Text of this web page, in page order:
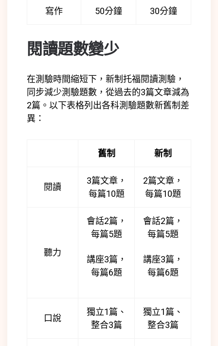
寫作 50分鐘 30分鐘
閱讀題數變少
在測驗時間縮短下，新制托福閱讀測驗，
同步減少測驗題數，從過去的3篇文章減為
2篇。以下表格列出各科測驗題數新舊制差
異：
舊制 新制
閱讀
3篇文章，
每篇10題
2篇文章，
每篇10題
聽力
會話2篇，
每篇5題
講座3篇，
每篇6題
會話2篇，
每篇5題
講座3篇，
每篇6題
口說
獨立1篇、
整合3篇
獨立1篇、
整合3篇